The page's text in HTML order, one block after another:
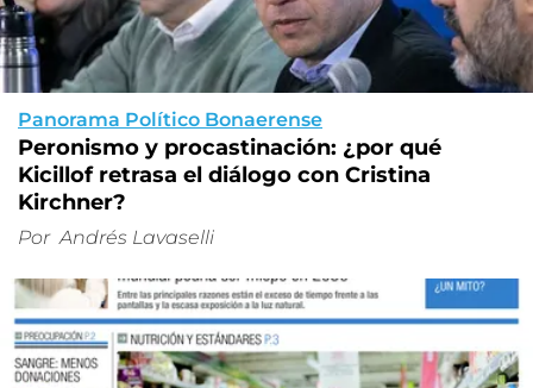
Panorama Político Bonaerense
Peronismo y procastinación: ¿por qué
Kicillof retrasa el diálogo con Cristina
Kirchner?
Por Andrés Lavaselli